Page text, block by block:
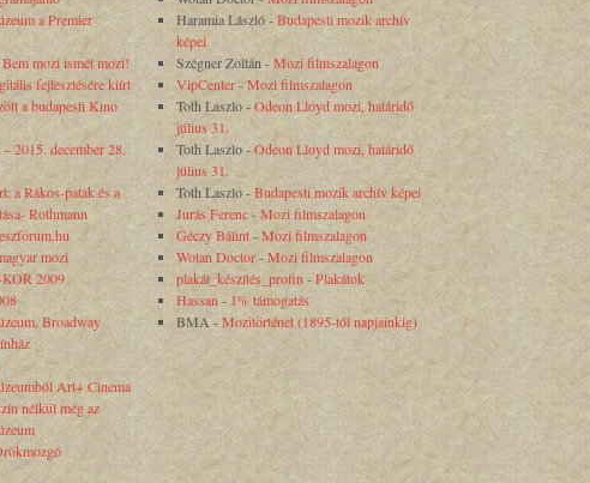
a Premier
mozi ismét mozi!
fejlesztésére kiírt
a budapesti Kino
2015. december 28.
a Rákos-patak és a
Rothmann
mozi
2009
Broadway
Art+ Cinema
nélkül még az
Haramia László-Budapesti mozik archív
képei
Szégner Zoltán-Mozi filmszalagon
VipCenter-Mozi filmszalagon
Toth Laszlo-Odeon Lloyd mozi, határidő
július 31.
Toth Laszlo-Odeon Lloyd mozi, határidő
július 31.
Toth Laszlo-Budapesti mozik archív képei
Jurás Ferenc-Mozi filmszalagon
Géczy Bálint-Mozi filmszalagon
Wotan Doctor-Mozi filmszalagon
plakát_készítés_profin -Plakátok
Hassan - 1% támogatás
BMA-Mozitörténet (1895-től napjainkig)